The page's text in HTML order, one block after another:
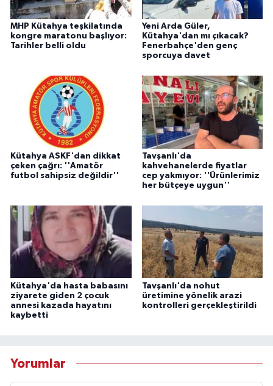
MHP Kütahya teşkilatında
kongre maratonu başlıyor:
Tarihler belli oldu
Yeni Arda Güler,
Kütahya'dan mı çıkacak?
Fenerbahçe'den genç
sporcuya davet
Kütahya ASKF'dan dikkat
çeken çağrı: ''Amatör
futbol sahipsiz değildir''
Tavşanlı'da
kahvehanelerde fiyatlar
cep yakmıyor: ''Ürünlerimiz
her bütçeye uygun''
Kütahya'da hasta babasını
ziyarete giden 2 çocuk
annesi kazada hayatını
kaybetti
Tavşanlı'da nohut
üretimine yönelik arazi
kontrolleri gerçekleştirildi
Yorumlar